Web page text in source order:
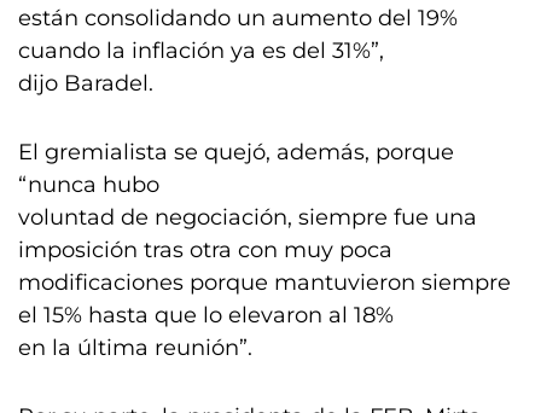
están consolidando un aumento del 19%
cuando la inflación ya es del 31%”,
dijo Baradel.
El gremialista se quejó, además, porque
“nunca hubo
voluntad de negociación, siempre fue una
imposición tras otra con muy poca
modificaciones porque mantuvieron siempre
el 15% hasta que lo elevaron al 18%
en la última reunión”.